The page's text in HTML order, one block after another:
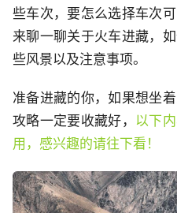
些车次，要怎么选择车次
来聊一聊关于火车进藏，
些风景以及注意事项。
准备进藏的你，如果想坐
攻略一定要收藏好， 以下
用，感兴趣的请往下看！